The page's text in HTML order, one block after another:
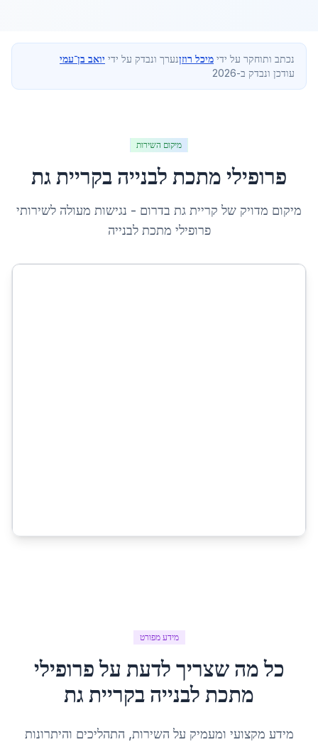
נכתב ותוחקר על ידי מיכל רוזןנערך ונבדק על ידי יואב בן־עמי
עודכן ונבדק ב-2026
מיקום השירות
פרופילי מתכת לבנייה בקריית גת
מיקום מדויק של קריית גת בדרום - נגישות מעולה לשירותי
פרופילי מתכת לבנייה
מידע מפורט
כל מה שצריך לדעת עלפרופילי
מתכת לבנייה בקריית גת
מידע מקצועי ומעמיק על השירות, התהליכים והיתרונות